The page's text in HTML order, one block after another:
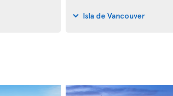
Isla de Vancouver